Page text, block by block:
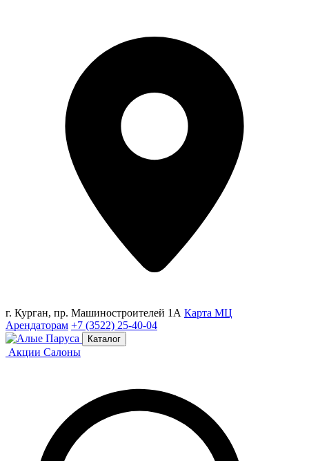
г. Курган, пр. Машиностроителей 1А Карта МЦ
Арендаторам +7 (3522) 25-40-04
Каталог
Акции Салоны